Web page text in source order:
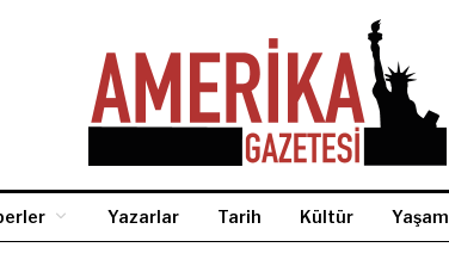
Yazarlar Tarih Kültür Yaşam